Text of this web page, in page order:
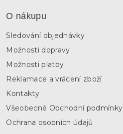
O nákupu
Sledování objednávky
Možnosti dopravy
Možnosti platby
Reklamace a vrácení zboží
Kontakty
Všeobecné Obchodní podmínky
Ochrana osobních údajů